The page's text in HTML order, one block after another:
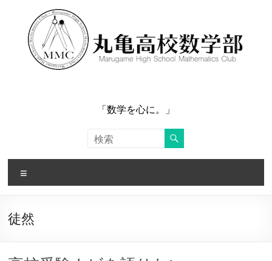
「数学を心に。」
ニ
ー
徒然